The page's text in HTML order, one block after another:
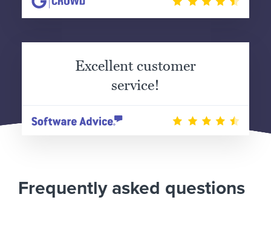
Excellent customer
service!
Frequently asked questions